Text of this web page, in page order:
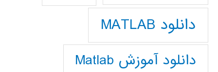
دانلود MATLAB
دانلود آموزش Matlab